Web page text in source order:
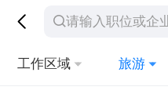
工作区域 旅游